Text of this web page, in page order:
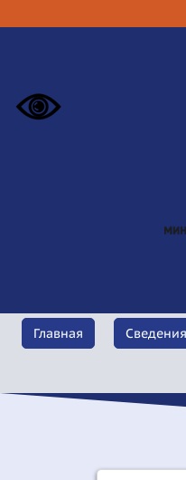
Главная